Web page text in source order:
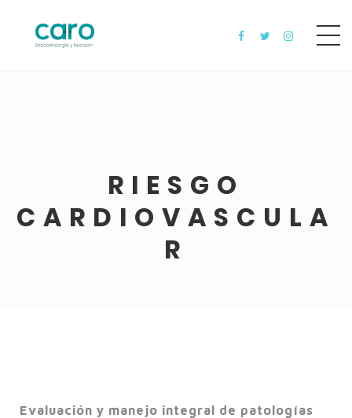
RIESGO
CARDIOVASCULA
R
Evaluación y manejo integral de patologías